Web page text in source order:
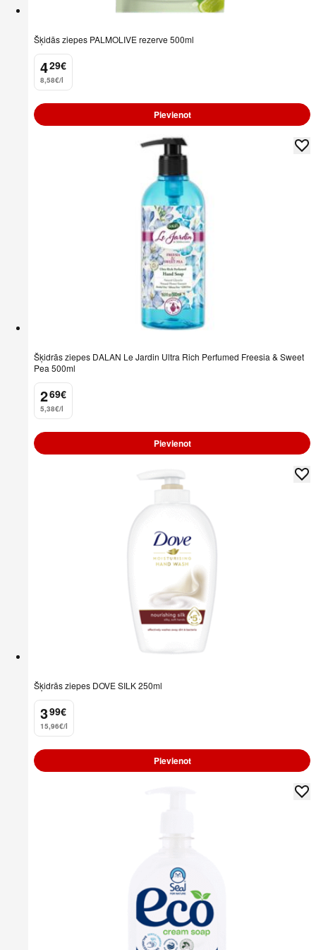
Šķidās ziepes PALMOLIVE rezerve 500ml
4
. 29€
8,58€/l
Pievienot
Šķidrās ziepes DALAN Le Jardin Ultra Rich Perfumed Freesia & Sweet
Pea 500ml
2
. 69€
5,38€/l
Pievienot
Šķidrās ziepes DOVE SILK 250ml
3
. 99€
15,96€/l
Pievienot